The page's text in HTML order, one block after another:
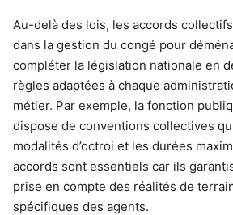
Au-delà des lois, les accords
dans la gestion du congé pour
compléter la législation nationale en
règles adaptées à chaque
métier. Par exemple, la fonction
dispose de conventions collectives
modalités d’octroi et les durées
accords sont essentiels car ils
prise en compte des réalités de
spécifiques des agents.